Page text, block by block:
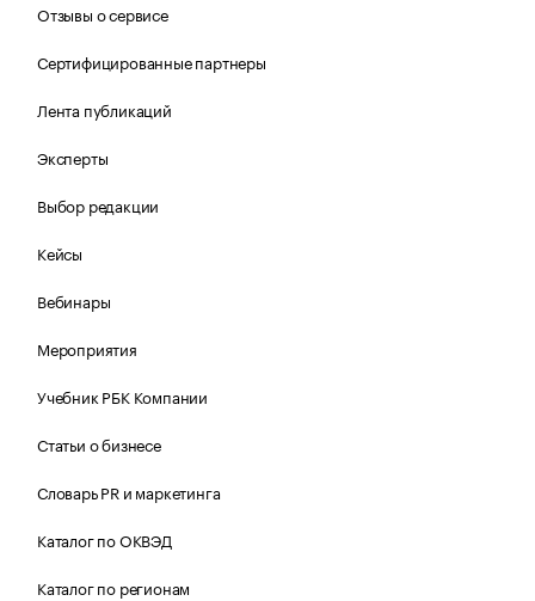
Отзывы о сервисе
Сертифицированные партнеры
Лента публикаций
Эксперты
Выбор редакции
Кейсы
Вебинары
Мероприятия
Учебник РБК Компании
Статьи о бизнесе
Словарь PR и маркетинга
Каталог по ОКВЭД
Каталог по регионам